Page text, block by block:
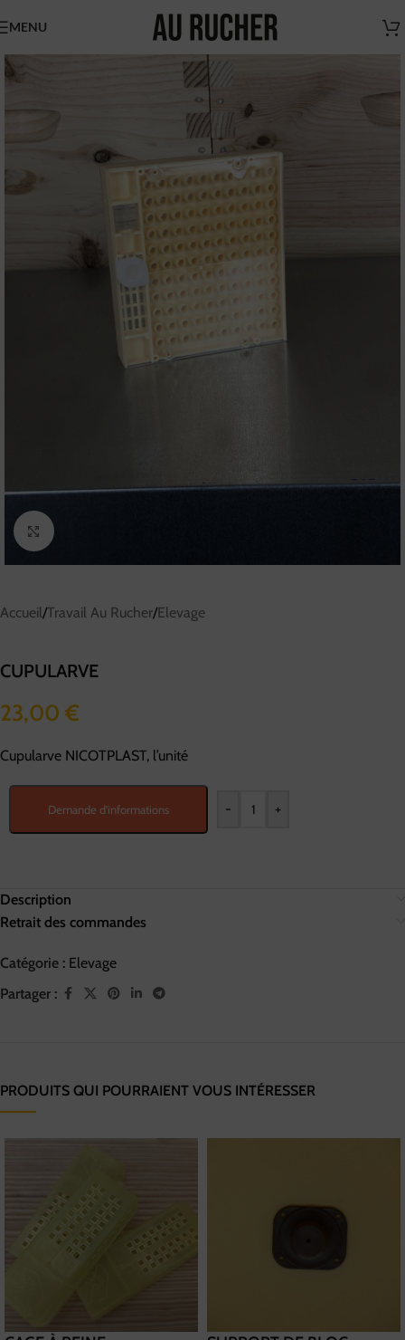
Nouveaux horaires
du magasin Au Rucher
Chers clients,
Nous vous informons desnouveaux horaires du magasin
AU RUCHER.
Du mardi au vendredi de 9h à 17h
N'hésitez pas à nous contacter pour vous faire livrer
(sur Paris et région parisienne uniquement)
Boutique Au Rucher
MENU
Cliquez pour agrandir
Accueil/Travail Au Rucher/Elevage
CUPULARVE
23,00 €
Cupularve NICOTPLAST, l’unité
- +
Demande d'informations
Description
Retrait des commandes
Catégorie : Elevage
Partager :
PRODUITS QUI POURRAIENT VOUS INTÉRESSER